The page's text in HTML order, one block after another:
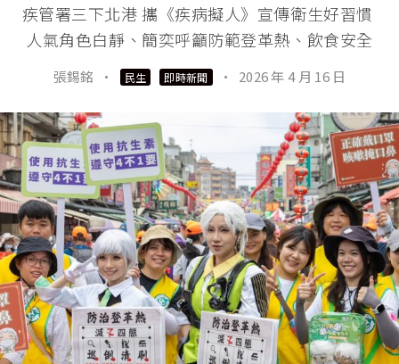
疾管署三下北港 攜《疾病擬人》宣傳衛生好習慣
人氣角色白靜、簡奕呼籲防範登革熱、飲食安全
張錫銘 · 民生 即時新聞 · 2026 年 4 月 16 日